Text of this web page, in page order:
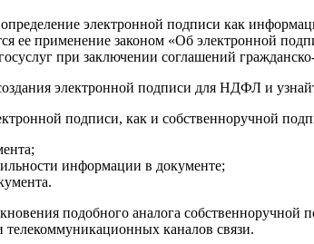
определение электронной подписи как
ее применение законом «Об электронной
при заключении соглашений
подписи, как и собственноручной
информации в документе;
подобного аналога
каналов связи.